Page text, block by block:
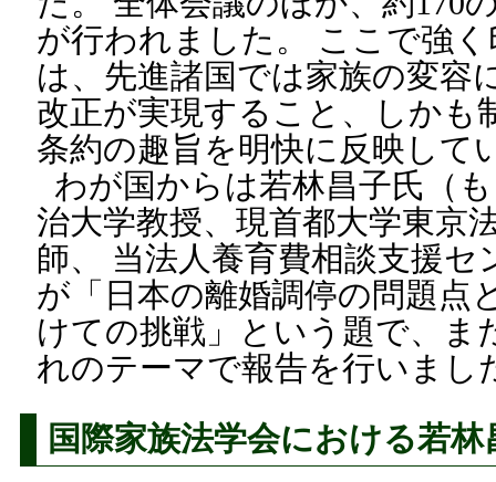
が行われました。 ここで強
は、先進諸国では家族の変容
改正が実現すること、しかも
条約の趣旨を明快に反映して
わが国からは若林昌子氏（
治大学教授、現首都大学東京
師、 当法人養育費相談支援セ
が「日本の離婚調停の問題点
けての挑戦」という題で、ま
れのテーマで報告を行いまし
国際家族法学会における若